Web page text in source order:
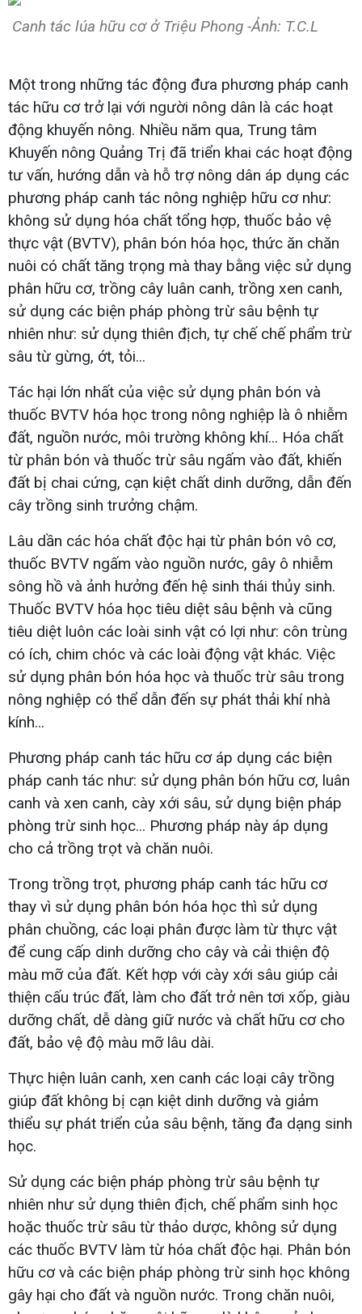
Canh tác lúa hữu cơ ở Triệu Phong -Ảnh: T.C.L
Một trong những tác động đưa phương pháp canh
tác hữu cơ trở lại với người nông dân là các hoạt
động khuyến nông. Nhiều năm qua, Trung tâm
Khuyến nông Quảng Trị đã triển khai các hoạt động
tư vấn, hướng dẫn và hỗ trợ nông dân áp dụng các
phương pháp canh tác nông nghiệp hữu cơ như:
không sử dụng hóa chất tổng hợp, thuốc bảo vệ
thực vật (BVTV), phân bón hóa học, thức ăn chăn
nuôi có chất tăng trọng mà thay bằng việc sử dụng
phân hữu cơ, trồng cây luân canh, trồng xen canh,
sử dụng các biện pháp phòng trừ sâu bệnh tự
nhiên như: sử dụng thiên địch, tự chế chế phẩm trừ
sâu từ gừng, ớt, tỏi...
Tác hại lớn nhất của việc sử dụng phân bón và
thuốc BVTV hóa học trong nông nghiệp là ô nhiễm
đất, nguồn nước, môi trường không khí... Hóa chất
từ phân bón và thuốc trừ sâu ngấm vào đất, khiến
đất bị chai cứng, cạn kiệt chất dinh dưỡng, dẫn đến
cây trồng sinh trưởng chậm.
Lâu dần các hóa chất độc hại từ phân bón vô cơ,
thuốc BVTV ngấm vào nguồn nước, gây ô nhiễm
sông hồ và ảnh hưởng đến hệ sinh thái thủy sinh.
Thuốc BVTV hóa học tiêu diệt sâu bệnh và cũng
tiêu diệt luôn các loài sinh vật có lợi như: côn trùng
có ích, chim chóc và các loài động vật khác. Việc
sử dụng phân bón hóa học và thuốc trừ sâu trong
nông nghiệp có thể dẫn đến sự phát thải khí nhà
kính...
Phương pháp canh tác hữu cơ áp dụng các biện
pháp canh tác như: sử dụng phân bón hữu cơ, luân
canh và xen canh, cày xới sâu, sử dụng biện pháp
phòng trừ sinh học... Phương pháp này áp dụng
cho cả trồng trọt và chăn nuôi.
Trong trồng trọt, phương pháp canh tác hữu cơ
thay vì sử dụng phân bón hóa học thì sử dụng
phân chuồng, các loại phân được làm từ thực vật
để cung cấp dinh dưỡng cho cây và cải thiện độ
màu mỡ của đất. Kết hợp với cày xới sâu giúp cải
thiện cấu trúc đất, làm cho đất trở nên tơi xốp, giàu
dưỡng chất, dễ dàng giữ nước và chất hữu cơ cho
đất, bảo vệ độ màu mỡ lâu dài.
Thực hiện luân canh, xen canh các loại cây trồng
giúp đất không bị cạn kiệt dinh dưỡng và giảm
thiểu sự phát triển của sâu bệnh, tăng đa dạng sinh
học.
Sử dụng các biện pháp phòng trừ sâu bệnh tự
nhiên như sử dụng thiên địch, chế phẩm sinh học
hoặc thuốc trừ sâu từ thảo dược, không sử dụng
các thuốc BVTV làm từ hóa chất độc hại. Phân bón
hữu cơ và các biện pháp phòng trừ sinh học không
gây hại cho đất và nguồn nước. Trong chăn nuôi,